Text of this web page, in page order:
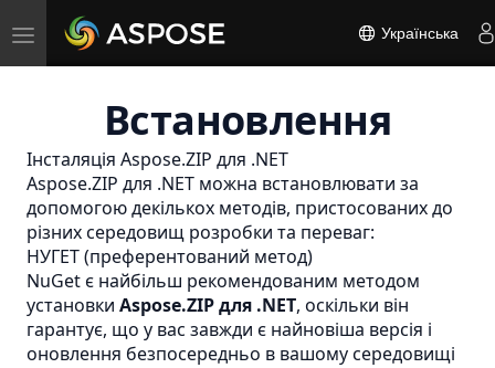
Toggle
navigation
Українська
Встановлення
Інсталяція Aspose.ZIP для .NET
Aspose.ZIP для .NET можна встановлювати за
допомогою декількох методів, пристосованих до
різних середовищ розробки та переваг:
НУГЕТ (преферентований метод)
NuGet є найбільш рекомендованим методом
установки Aspose.ZIP для .NET, оскільки він
гарантує, що у вас завжди є найновіша версія і
оновлення безпосередньо в вашому середовищі